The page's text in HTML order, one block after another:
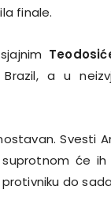
finale.
a u
Svesti
će ih
do